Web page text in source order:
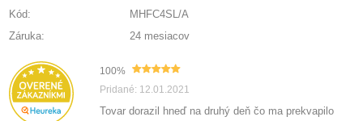
Kód:
MHFC4SL/A
Záruka:
24 mesiacov
100%
Pridané: 12.01.2021
Tovar dorazil hneď na druhý deň čo ma prekvapilo